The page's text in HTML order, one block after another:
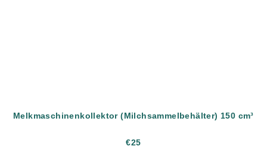
Melkmaschinenkollektor (Milchsammelbehälter) 150 cm³
€25